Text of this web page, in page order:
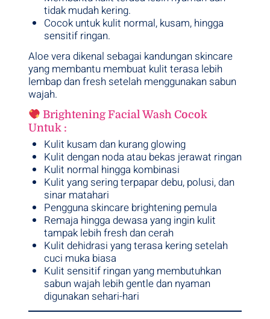
tidak mudah kering.
Cocok untuk kulit normal, kusam, hingga
sensitif ringan.
Aloe vera dikenal sebagai kandungan skincare
yang membantu membuat kulit terasa lebih
lembap dan fresh setelah menggunakan sabun
wajah.
Brightening Facial Wash Cocok
Untuk :
Kulit kusam dan kurang glowing
Kulit dengan noda atau bekas jerawat ringan
Kulit normal hingga kombinasi
Kulit yang sering terpapar debu, polusi, dan
sinar matahari
Pengguna skincare brightening pemula
Remaja hingga dewasa yang ingin kulit
tampak lebih fresh dan cerah
Kulit dehidrasi yang terasa kering setelah
cuci muka biasa
Kulit sensitif ringan yang membutuhkan
sabun wajah lebih gentle dan nyaman
digunakan sehari-hari